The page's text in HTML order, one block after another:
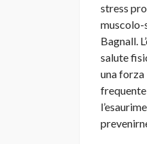
stress
muscolo-
Bagnall.
salute
una forza